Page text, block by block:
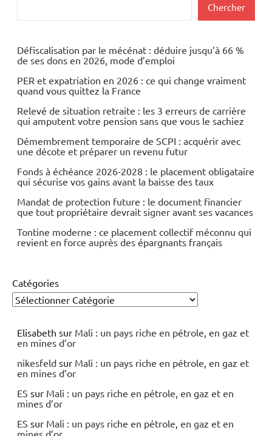
Chercher
Défiscalisation par le mécénat : déduire jusqu’à 66 %
de ses dons en 2026, mode d’emploi
PER et expatriation en 2026 : ce qui change vraiment
quand vous quittez la France
Relevé de situation retraite : les 3 erreurs de carrière
qui amputent votre pension sans que vous le sachiez
Démembrement temporaire de SCPI : acquérir avec
une décote et préparer un revenu futur
Fonds à échéance 2026-2028 : le placement obligataire
qui sécurise vos gains avant la baisse des taux
Mandat de protection future : le document financier
que tout propriétaire devrait signer avant ses vacances
Tontine moderne : ce placement collectif méconnu qui
revient en force auprès des épargnants français
Catégories
Elisabeth sur Mali : un pays riche en pétrole, en gaz et
en mines d’or
nikesfeld sur Mali : un pays riche en pétrole, en gaz et
en mines d’or
ES sur Mali : un pays riche en pétrole, en gaz et en
mines d’or
ES sur Mali : un pays riche en pétrole, en gaz et en